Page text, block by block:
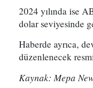
2024 yılında ise
dolar seviyesinde
Haberde ayrıca,
düzenlenecek
Kaynak: Mepa